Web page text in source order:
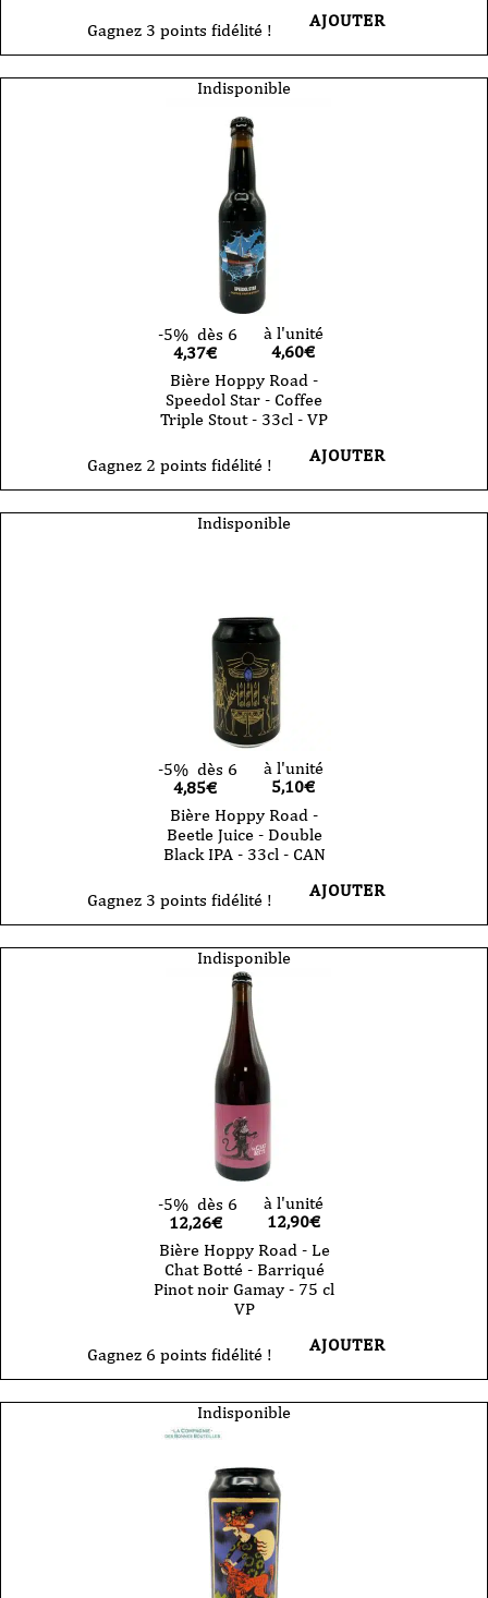
Gagnez 3 points fidélité ! AJOUTER
Indisponible
-5% dès 6
4,37€
à l'unité
4,60€
Bière Hoppy Road -
Speedol Star - Coffee
Triple Stout - 33cl - VP
Gagnez 2 points fidélité ! AJOUTER
Indisponible
-5% dès 6
4,85€
à l'unité
5,10€
Bière Hoppy Road -
Beetle Juice - Double
Black IPA - 33cl - CAN
Gagnez 3 points fidélité ! AJOUTER
Indisponible
-5% dès 6
12,26€
à l'unité
12,90€
Bière Hoppy Road - Le
Chat Botté - Barriqué
Pinot noir Gamay - 75 cl
VP
Gagnez 6 points fidélité ! AJOUTER
Indisponible